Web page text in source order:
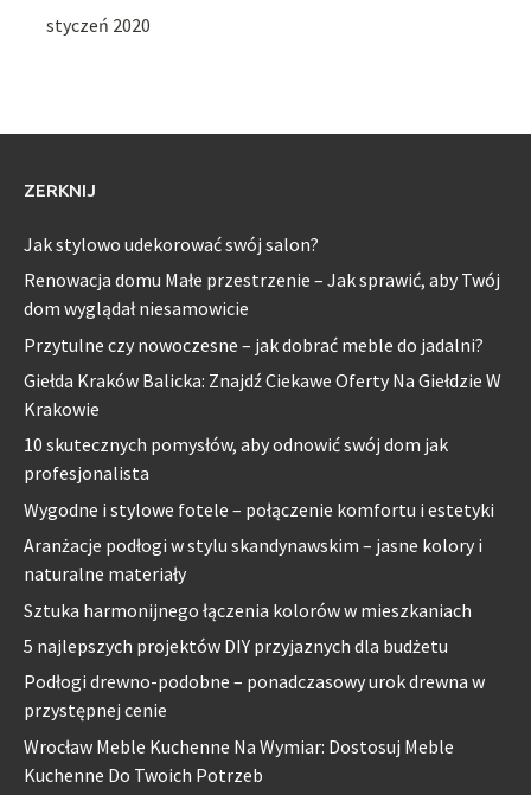
styczeń 2020
ZERKNIJ
Jak stylowo udekorować swój salon?
Renowacja domu Małe przestrzenie – Jak sprawić, aby Twój
dom wyglądał niesamowicie
Przytulne czy nowoczesne – jak dobrać meble do jadalni?
Giełda Kraków Balicka: Znajdź Ciekawe Oferty Na Giełdzie W
Krakowie
10 skutecznych pomysłów, aby odnowić swój dom jak
profesjonalista
Wygodne i stylowe fotele – połączenie komfortu i estetyki
Aranżacje podłogi w stylu skandynawskim – jasne kolory i
naturalne materiały
Sztuka harmonijnego łączenia kolorów w mieszkaniach
5 najlepszych projektów DIY przyjaznych dla budżetu
Podłogi drewno-podobne – ponadczasowy urok drewna w
przystępnej cenie
Wrocław Meble Kuchenne Na Wymiar: Dostosuj Meble
Kuchenne Do Twoich Potrzeb